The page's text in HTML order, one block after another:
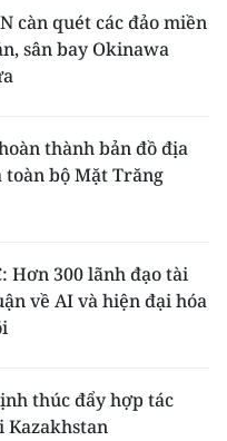
càn quét các đảo miền
sân bay Okinawa
thành bản đồ địa
toàn bộ Mặt Trăng
Hơn 300 lãnh đạo tài
về AI và hiện đại hóa
thúc đẩy hợp tác
Kazakhstan